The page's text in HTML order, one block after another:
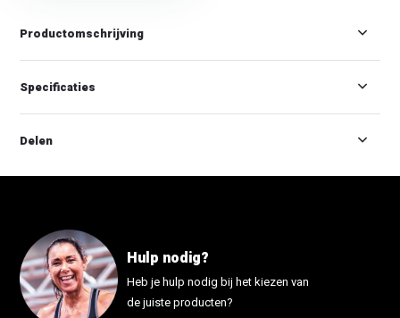
Productomschrijving
Specificaties
Delen
Hulp nodig?
Heb je hulp nodig bij het kiezen van
de juiste producten?